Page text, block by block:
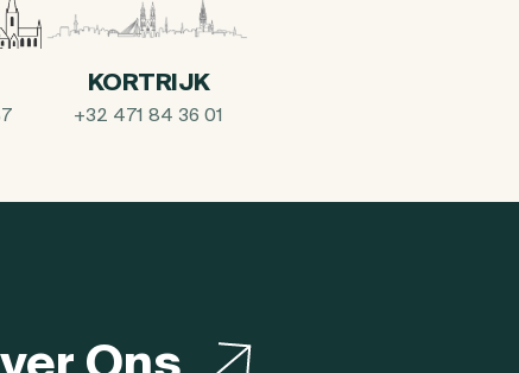
KORTRIJK
+32 471 84 36 01
Ons